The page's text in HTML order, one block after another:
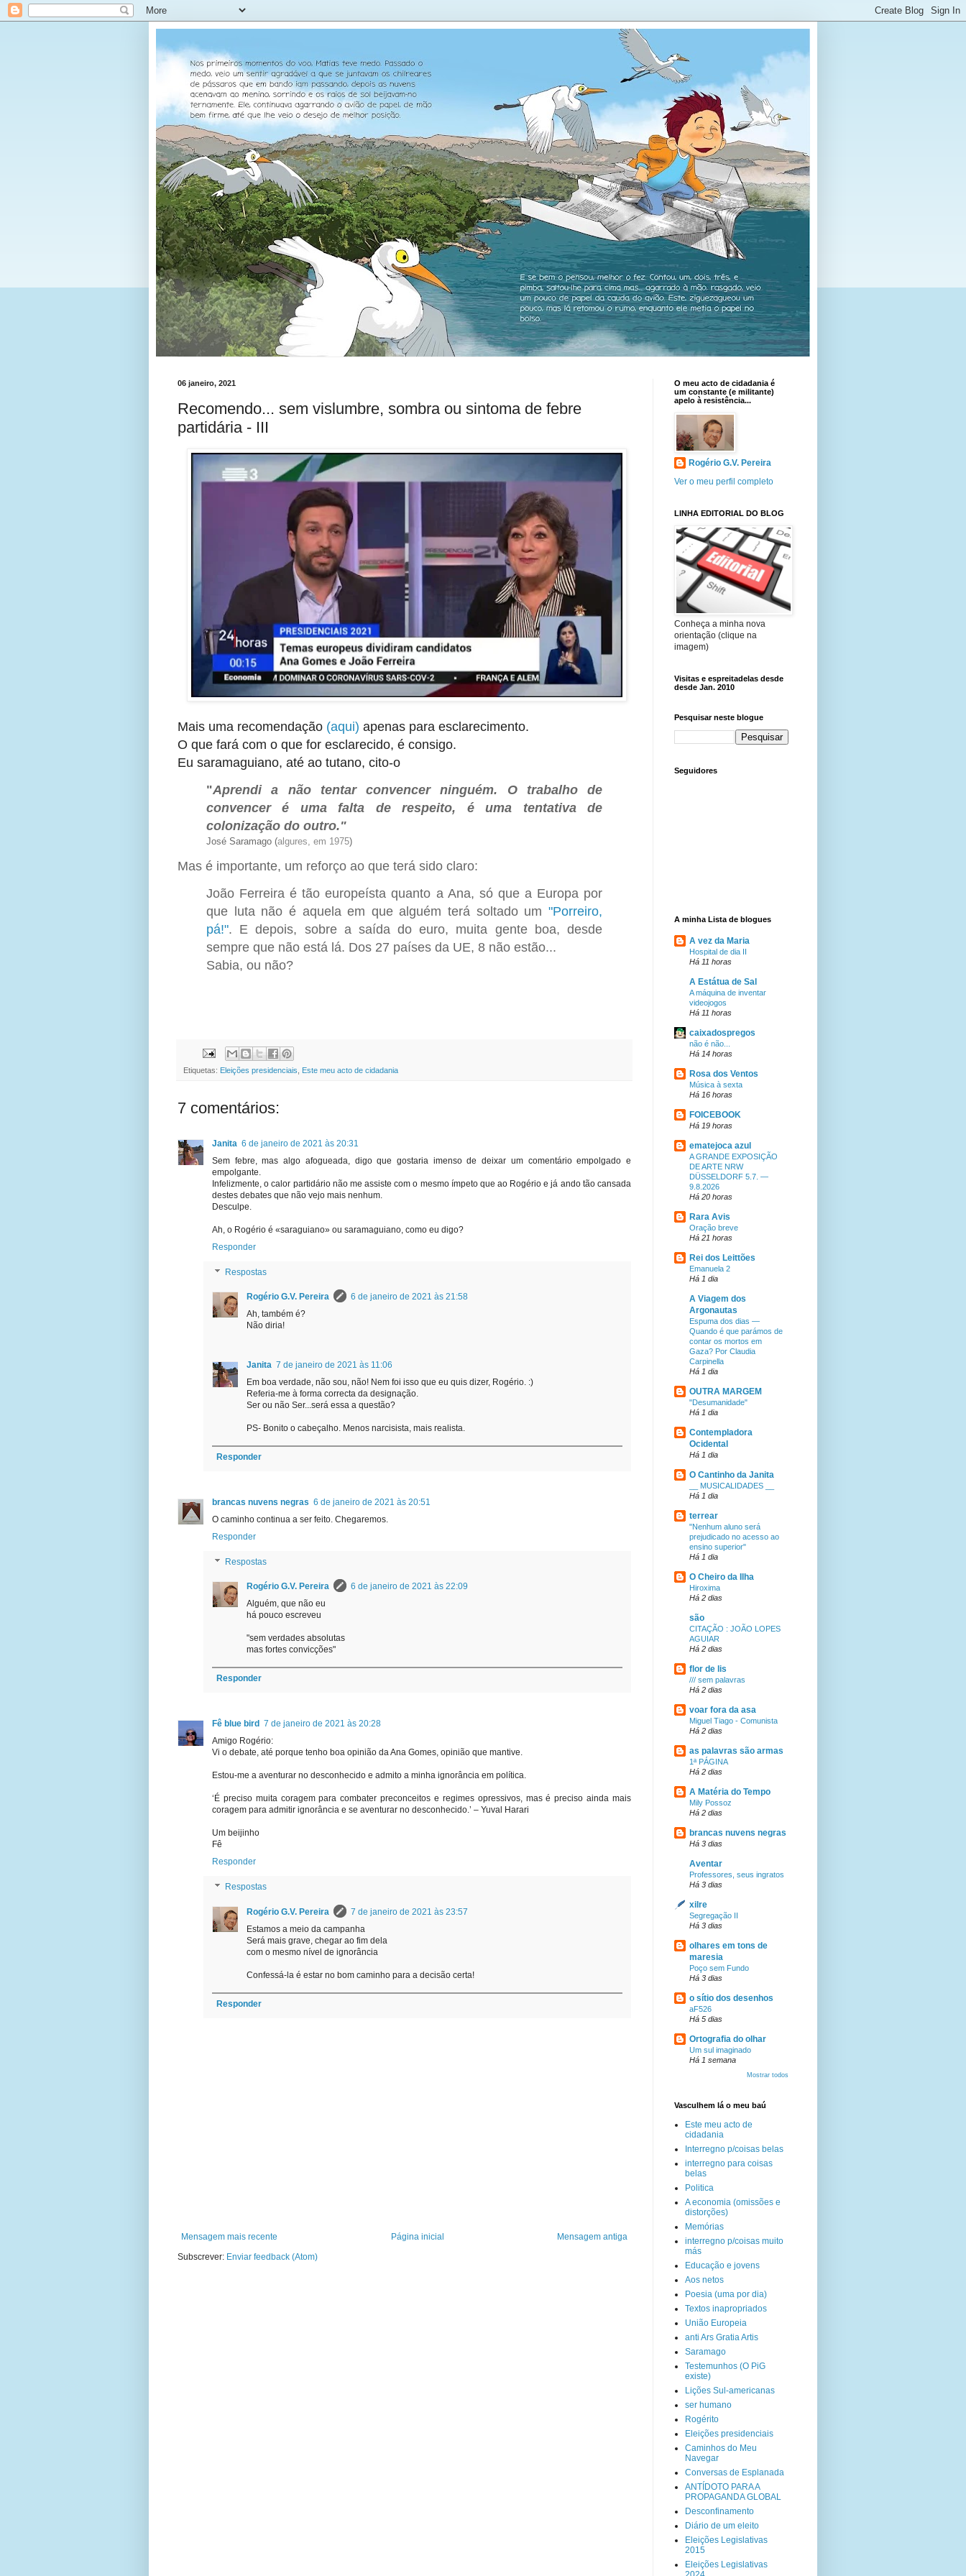
06 janeiro, 2021
Recomendo... sem vislumbre, sombra ou sintoma de febre
partidária - III
Mais uma recomendação (aqui) apenas para esclarecimento.
O que fará com o que for esclarecido, é consigo.
Eu saramaguiano, até ao tutano, cito-o
"Aprendi a não tentar convencer ninguém. O trabalho de
convencer é uma falta de respeito, é uma tentativa de
colonização do outro."
José Saramago (algures, em 1975)
Mas é importante, um reforço ao que terá sido claro:
João Ferreira é tãoeuropeísta quanto a Ana, só que a Europa por
que luta não é aquela em que alguém terá soltado um "Porreiro,
pá!". E depois, sobre a saída do euro, muita gente boa, desde
sempre que não está lá. Dos 27 países da UE, 8 não estão...
Sabia, ou não?
Etiquetas: Eleições presidenciais Este meu acto de cidadania
7 comentários:
Janita 6 de janeiro de 2021 às 20:31
Sem febre, mas algo afogueada, digo que gostaria imenso de deixar um comentário empolgado e
empolgante.
Infelizmente, o calor partidário não me assiste com o mesmo ímpeto que ao Rogério e já ando tão cansada
destes debates que não vejo mais nenhum.
Desculpe.
Ah, o Rogério é «saraguiano» ou saramaguiano, como eu digo?
Responder
Respostas
Rogério G.V. Pereira
6 de janeiro de 2021 às 21:58
Ah, também é?
Não diria!
Janita 7 de janeiro de 2021 às 11:06
Em boa verdade, não sou, não! Nem foi isso que eu quis dizer, Rogério. :)
Referia-me à forma correcta da designação.
Ser ou não Ser...será essa a questão?
PS- Bonito o cabeçalho. Menos narcisista, mais realista.
Responder
brancas nuvens negras 6 de janeiro de 2021 às 20:51
O caminho continua a ser feito. Chegaremos.
Responder
Respostas
Rogério G.V. Pereira
6 de janeiro de 2021 às 22:09
Alguém, que não eu
há pouco escreveu
"sem verdades absolutas
mas fortes convicções"
Responder
Fê blue bird 7 de janeiro de 2021 às 20:28
Amigo Rogério:
Vi o debate, até porque tenho boa opinião da Ana Gomes, opinião que mantive.
Estou-me a aventurar no desconhecido e admito a minha ignorância em política.
‘É preciso muita coragem para combater preconceitos e regimes opressivos, mas é preciso ainda mais
coragem para admitir ignorância e se aventurar no desconhecido.’ – Yuval Harari
Um beijinho
Fê
Responder
Respostas
Rogério G.V. Pereira
7 de janeiro de 2021 às 23:57
Estamos a meio da campanha
Será mais grave, chegar ao fim dela
com o mesmo nível de ignorância
Confessá-la é estar no bom caminho para a decisão certa!
Responder
Mensagem mais recente Mensagem antiga
Página inicial
Subscrever: Enviar feedback (Atom)
O meu acto de cidadania é
um constante (e militante)
apelo à resistência...
Rogério G.V. Pereira
Ver o meu perfil completo
LINHA EDITORIAL DO BLOG
Conheça a minha nova
orientação (clique na
imagem)
Visitas e espreitadelas desde
desde Jan. 2010
Pesquisar neste blogue
Seguidores
A minha Lista de blogues
A vez da Maria
Hospital de dia II
Há 11 horas
A Estátua de Sal
A máquina de inventar
videojogos
Há 11 horas
caixadospregos
não é não...
Há 14 horas
Rosa dos Ventos
Música à sexta
Há 16 horas
FOICEBOOK
Há 19 horas
ematejoca azul
A GRANDE EXPOSIÇÃO
DE ARTE NRW
DÜSSELDORF 5.7. —
9.8.2026
Há 20 horas
Rara Avis
Oração breve
Há 21 horas
Rei dos Leittões
Emanuela 2
Há 1 dia
A Viagem dos
Argonautas
Espuma dos dias —
Quando é que parámos de
contar os mortos em
Gaza? Por Claudia
Carpinella
Há 1 dia
OUTRA MARGEM
"Desumanidade"
Há 1 dia
Contempladora
Ocidental
Há 1 dia
O Cantinho da Janita
__ MUSICALIDADES __
Há 1 dia
terrear
"Nenhum aluno será
prejudicado no acesso ao
ensino superior"
Há 1 dia
O Cheiro da Ilha
Hiroxima
Há 2 dias
são
CITAÇÃO : JOÃO LOPES
AGUIAR
Há 2 dias
flor de lis
/// sem palavras
Há 2 dias
voar fora da asa
Miguel Tiago - Comunista
Há 2 dias
as palavras são armas
1ª PÁGINA
Há 2 dias
A Matéria do Tempo
Mily Possoz
Há 2 dias
brancas nuvens negras
Há 3 dias
Aventar
Professores, seus ingratos
Há 3 dias
xilre
Segregação II
Há 3 dias
olhares em tons de
maresia
Poço sem Fundo
Há 3 dias
o sítio dos desenhos
aF526
Há 5 dias
Ortografia do olhar
Um sul imaginado
Há 1 semana
Mostrar todos
Vasculhem lá o meu baú
Este meu acto de
cidadania
Interregno p/coisas belas
interregno para coisas
belas
Politica
A economia (omissões e
distorções)
Memórias
interregno p/coisas muito
más
Educação e jovens
Aos netos
Poesia (uma por dia)
Textos inapropriados
União Europeia
anti Ars Gratia Artis
Saramago
Testemunhos (O PiG
existe)
Lições Sul-americanas
ser humano
Rogérito
Eleições presidenciais
Caminhos do Meu
Navegar
Conversas de Esplanada
ANTÍDOTO PARA A
PROPAGANDA GLOBAL
Desconfinamento
Diário de um eleito
Eleições Legislativas
2015
Eleições Legislativas